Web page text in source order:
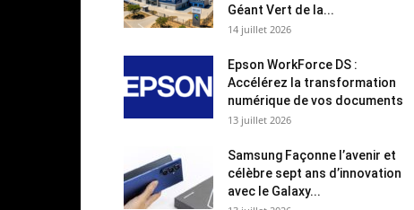
Géant Vert de la...
14 juillet 2026
Epson WorkForce DS :
Accélérez la transformation
numérique de vos documents
13 juillet 2026
Samsung Façonne l’avenir et
célèbre sept ans d’innovation
avec le Galaxy...